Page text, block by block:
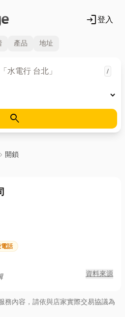
login登入
產品 地址
/
search
chevron_right 開鎖
話
資料來源
務內容，請依與店家實際交易協議為